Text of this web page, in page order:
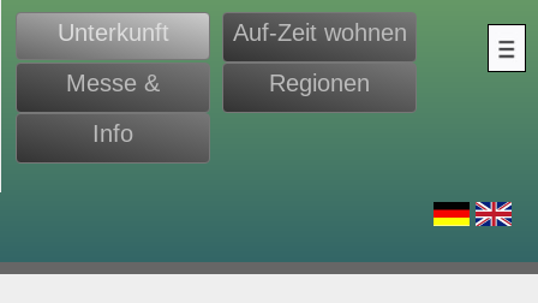
Unterkunft
Auf-Zeit wohnen
Messe &
Monteure
Regionen
Info